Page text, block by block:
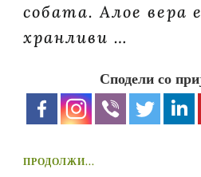
собата. Алое вера
хранливи …
Сподели со
ПРОДОЛЖИ...